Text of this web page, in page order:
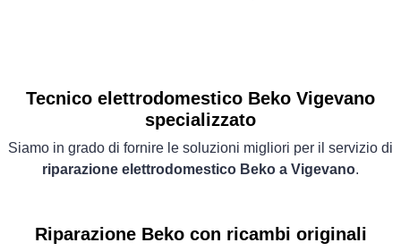
Tecnico elettrodomestico Beko Vigevano
specializzato
Siamo in grado di fornire le soluzioni migliori per il servizio di
riparazione elettrodomestico Beko a Vigevano.
Riparazione Beko con ricambi originali